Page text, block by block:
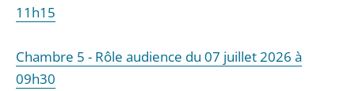
11h15
Chambre 5 - Rôle audience du 07 juillet 2026 à
09h30